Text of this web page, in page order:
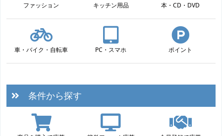
ファッション キッチン用品 本・CD・DVD
車・バイク・自転車 PC・スマホ ポイント
条件から探す